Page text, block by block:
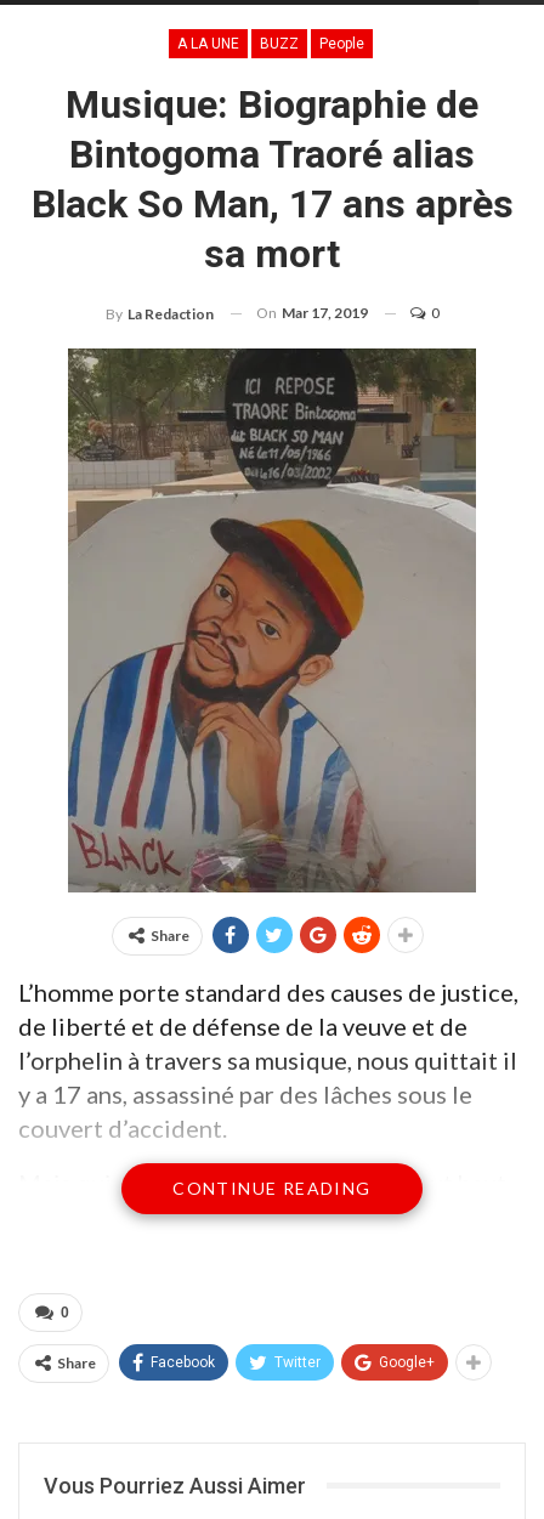
A LA UNE BUZZ People
Musique: Biographie de
Bintogoma Traoré alias
Black So Man, 17 ans après
sa mort
By La Redaction On Mar 17, 2019 0
Share
L’homme porte standard des causes de justice,
de liberté et de défense de la veuve et de
l’orphelin à travers sa musique, nous quittait il
y a 17 ans, assassiné par des lâches sous le
couvert d’accident.
Mais qui était cet homme qui disait tout haut
ce que son peuple pensait tout bas?
reagaman burkinabè dit Black So Man est né le
11 mai 1966 au Burkina. 11 mai comme la date
de décès de Robert Nesta Marley.
l’injustice faite aux noirs traités comme un
CONTINUE READING
0
Share Facebook Twitter Google+
Vous Pourriez Aussi Aimer